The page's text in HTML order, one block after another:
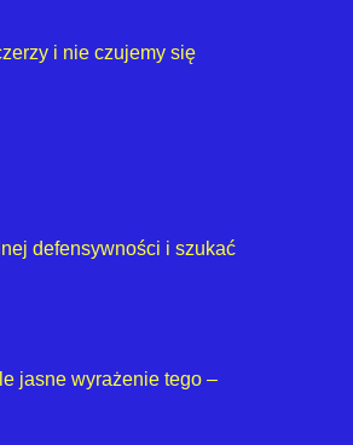
i nie czujemy się
defensywności i szukać
jasne wyrażenie tego –